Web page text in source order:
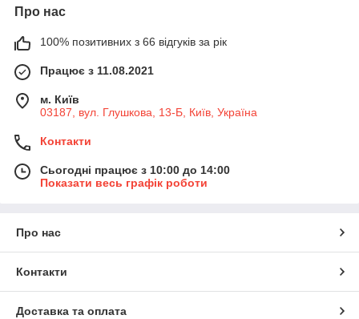
Про нас
100% позитивних з 66 відгуків за рік
Працює з 11.08.2021
м. Київ
03187, вул. Глушкова, 13-Б, Київ, Україна
Контакти
Сьогодні працює з 10:00 до 14:00
Показати весь графік роботи
Про нас
Контакти
Доставка та оплата